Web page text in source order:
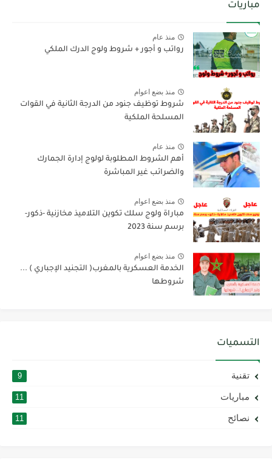
مباريات
منذ عام
رواتب و أجور + شروط ولوج الدرك الملكي
منذ بضع اعوام
شروط توظيف جنود من الدرجة الثانية في القوات
المسلحة الملكية
منذ عام
أهم الشروط المطلوبة لولوج إدارة الجمارك
والضرائب غير المباشرة
منذ بضع اعوام
مباراة ولوج سلك تكوين التلاميذ مخازنية -ذكور-
برسم سنة 2023
منذ بضع اعوام
الخدمة العسكرية بالمغرب( التجنيد الإجباري ) ...
شروطها
التسميات
تقنية 9
مباريات 11
نصائح 11